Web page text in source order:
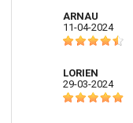
ARNAU
11-04-2024
LORIEN
29-03-2024